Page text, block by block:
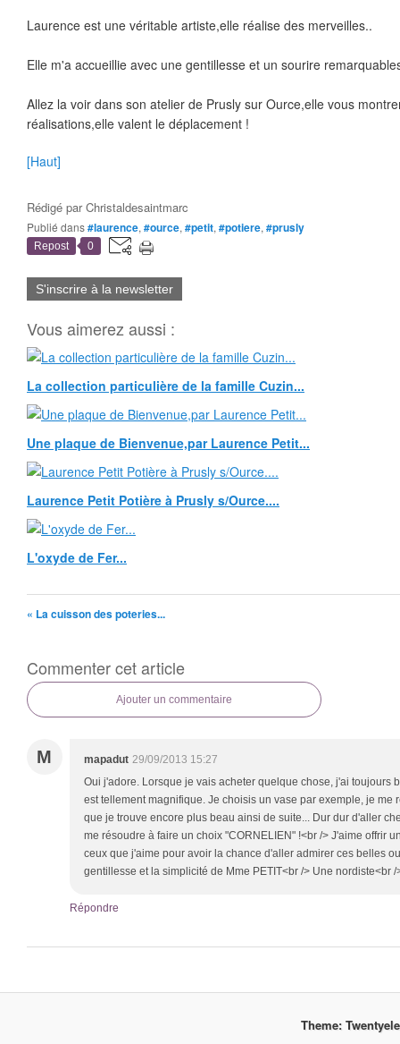
Laurence est une véritable artiste,elle réalise des merveilles..
Elle m'a accueillie avec une gentillesse et un sourire
Allez la voir dans son atelier de Prusly sur Ource,elle vous
réalisations,elle valent le déplacement !
[Haut]
Rédigé parChristaldesaintmarc
Publié dans#laurence, #ource, #petit, #potiere, #prusly
Repost 0
S'inscrire à la newsletter
Vous aimerez aussi :
La collection particulière de la famille Cuzin...
Une plaque de Bienvenue,par Laurence Petit...
Laurence Petit Potière à Prusly s/Ource....
L'oxyde de Fer...
« La cuisson des poteries...
Commenter cet article
Ajouter un commentaire
M mapadut 29/09/2013 15:27
Oui j'adore. Lorsque je vais acheter quelque chose, j'ai toujours
est tellement magnifique. Je choisis un vase par exemple, je me
que je trouve encore plus beau ainsi de suite... Dur dur d'aller
me résoudre à faire un choix "CORNELIEN" !<br /> J'aime offrir
ceux que j'aime pour avoir la chance d'aller admirer ces belles
gentillesse et la simplicité de Mme PETIT<br /> Une nordiste<br
Répondre
Theme: